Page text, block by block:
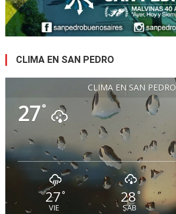
CLIMA EN SAN PEDRO
CLIMA EN SAN PEDRO
27°
27°
VIE
28 °
SAB